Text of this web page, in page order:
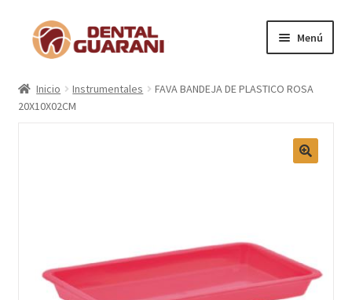
Menú
Inicio
Marcas
Inicio Instrumentales
FAVA BANDEJA DE PLASTICO ROSA
20X10X02CM